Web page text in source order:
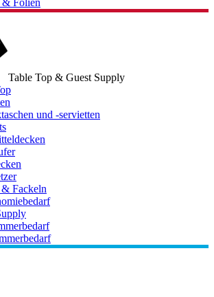
& Folien
Table Top & Guest Supply
und -servietten
Fackeln